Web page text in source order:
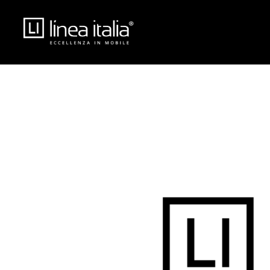
🔊 Activar sonido